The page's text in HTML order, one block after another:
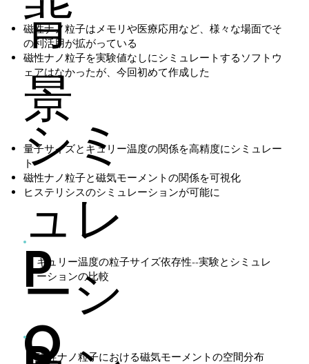
磁性ナノ粒子はメモリや医療応用など、様々な場面でそ
の利活用が拡がっている
磁性ナノ粒子を実験値なしにシミュレートするソフトウ
ェアはなかったが、今回初めて作成した
背
景
量子サイズとキュリー温度の関係を高精度にシミュレー
ト
磁性ナノ粒子と磁気モーメントの関係を可視化
ヒステリシスのシミュレーションが可能に
シミ
ュレ
ーシ
キュリー温度の粒子サイズ依存性--実験とシミュレ
ーションの比較
P
O
磁性ナノ粒子における磁気モーメントの空間分布